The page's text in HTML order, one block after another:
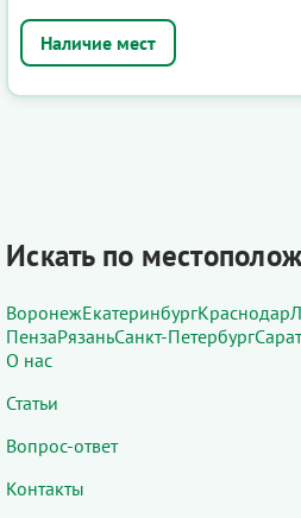
Искать по
ВоронежЕкатеринбургКраснодар
ПензаРязаньСанкт-Петербург
О нас
Статьи
Вопрос-ответ
Контакты